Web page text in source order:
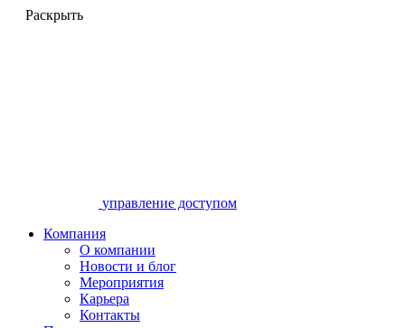
Раскрыть
управление доступом
Компания
О компании
Новости и блог
Мероприятия
Карьера
Контакты